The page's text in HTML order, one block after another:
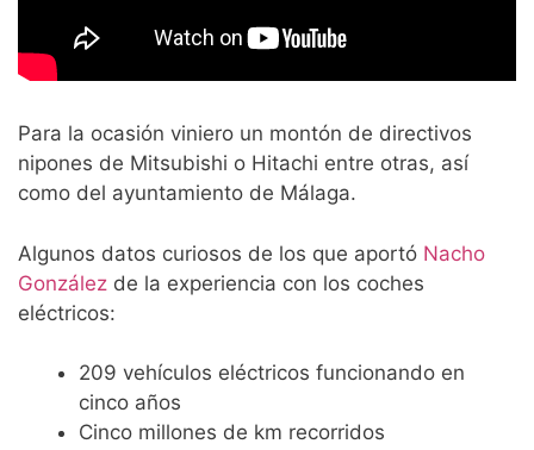
Para la ocasión viniero un montón de directivos
nipones de Mitsubishi o Hitachi entre otras, así
como del ayuntamiento de Málaga.
Algunos datos curiosos de los que aportó Nacho
González de la experiencia con los coches
eléctricos:
209 vehículos eléctricos funcionando en
cinco años
Cinco millones de km recorridos